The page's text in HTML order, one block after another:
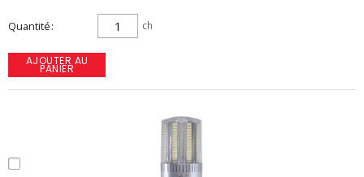
Quantité ch
AJOUTER AU
PANIER